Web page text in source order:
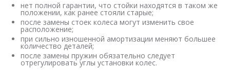
нет полной гарантии, что стойки находятся в таком же
положении, как ранее стояли старые;
после замены стоек колеса могут изменить свое
расположение;
при сильно изношенной амортизации меняют большее
количество деталей;
после замены пружин обязательно следует
отрегулировать углы установки колес.